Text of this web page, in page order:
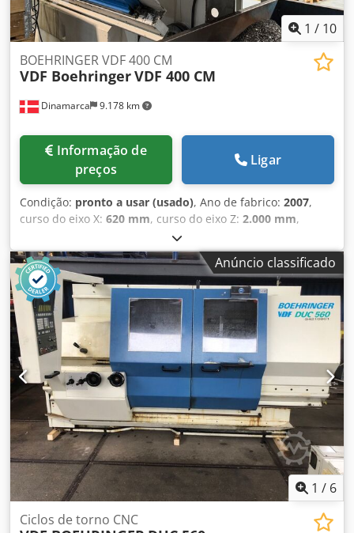
1 / 10
Dinamarca 9.178 km
BOEHRINGER VDF 400 CM
VDF BoehringerVDF 400 CM
preços
Ligar
Condição: pronto a usar (usado), Ano de fabrico: 2007,
curso do eixo X: 620 mm, curso do eixo Z: 2.000 mm,
110 mm
controladores:SIEMENS, modelo de controlador:840D,
número de eixos:3, Máquina de torneamento horizontal
fabricada em 2007. Este BOEHRINGER VDF 400 CM possui
um mandril de 500 mm e uma ferramenta ativa para maior
versatilidade. Oferece um impressionante curso do eixo X
de 620 mm e curso do eixo Y de 2000 mm. Se pretende
obter capacidades de torneamento de alta qualidade,
considere a máquina BOEHRINGER VDF 400 CM que temos
para venda. Contacte-nos para mais informações. •
Diâmetro do mandril: 500 mm Dksdoy Enllopfx Acksr
Technical Specification Driven Tools Yes Counter Spindle
No
Anúncio classificado
1 / 6
Ciclos de torno CNC